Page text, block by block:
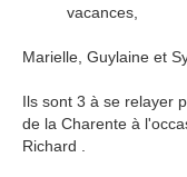
vacances,
Marielle, Guylaine et
Ils sont 3 à se relayer
de la Charente à
Richard .